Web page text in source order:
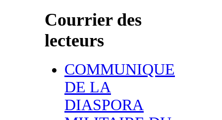
Courrier des
lecteurs
COMMUNIQUE
DE LA
DIASPORA